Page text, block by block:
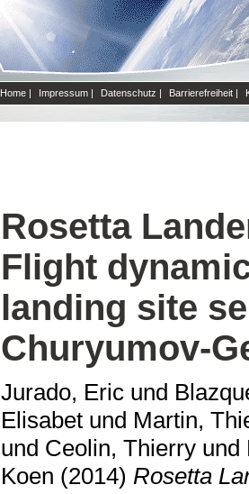
Home | Impressum | Datenschutz | Barrierefreiheit |
Rosetta
Flight
landing site
Churyumov-
Jurado, Eric und
Elisabet und Martin,
und Ceolin, Thierry und
Koen (2014) Rosetta